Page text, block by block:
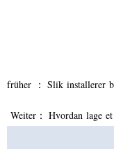
früher ： Slik installerer
Weiter： Hvordan lage